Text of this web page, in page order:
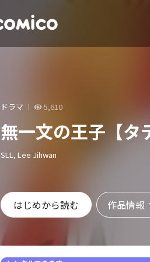
ドラマ 5,610
無一文の王子【タ
SLL, Lee Jihwan
はじめから読む 作品情報